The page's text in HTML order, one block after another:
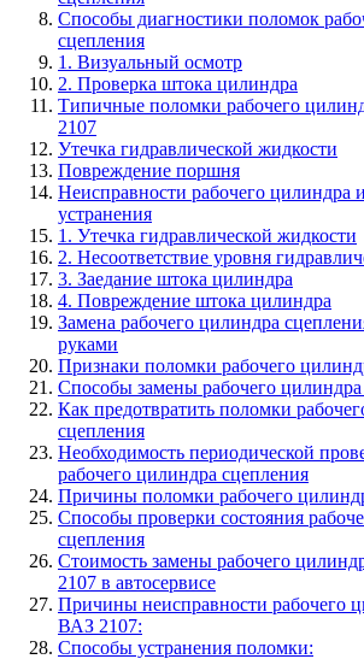
Способы диагностики поломок
сцепления
1. Визуальный осмотр
2. Проверка штока цилиндра
Типичные поломки рабочего
2107
Утечка гидравлической жидкости
Повреждение поршня
Неисправности рабочего цилиндра
устранения
1. Утечка гидравлической жидкости
2. Несоответствие уровня
3. Заедание штока цилиндра
4. Повреждение штока цилиндра
Замена рабочего цилиндра
руками
Признаки поломки рабочего
Способы замены рабочего
Как предотвратить поломки
сцепления
Необходимость периодической
рабочего цилиндра сцепления
Причины поломки рабочего
Способы проверки состояния
сцепления
Стоимость замены рабочего
2107 в автосервисе
Причины неисправности рабочего
ВАЗ 2107:
Способы устранения поломки: